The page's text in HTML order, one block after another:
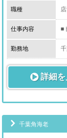
※
※
職種
仕事内容
■
勤務地
詳細
千葉角海老